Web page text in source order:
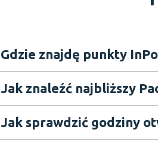
Gdzie znajdę punkty
Jak znaleźć najbliższy
Jak sprawdzić godziny